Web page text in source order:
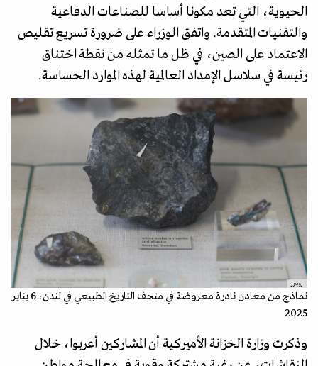
الحيوية، التي تعد مكونا أساسا للصناعات الدفاعية
والتقنيات المتقدمة. واتفق الوزراء على ضرورة تسريع تقليص
الاعتماد على الصين، في ظل ما تمثله من نقطة اختناق
رئيسة في سلاسل الإمداد العالمية لهذه الموارد الحساسة.
رويترز
نماذج من معادن نادرة معروضة في متحف التاريخ الطبيعي في لندن، 6 يناير
2025
وذكرت وزارة الخزانة الأميركية أن المشاركين أعربوا، خلال